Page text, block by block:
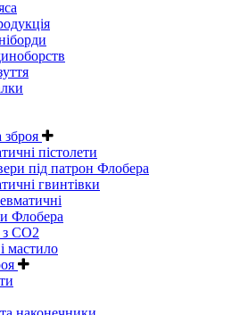
пістолети
під патрон Флобера
гвинтівки
Флобера
CO2
мастило